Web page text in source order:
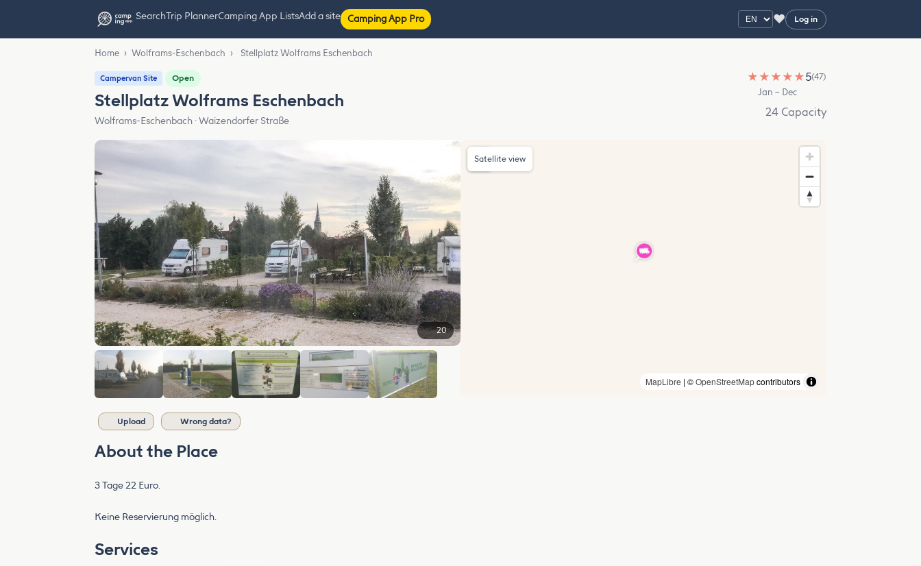
SearchTrip PlannerCamping App ListsAdd a site Camping App Pro ♥ Log in
Home › Wolframs-Eschenbach › Stellplatz Wolframs Eschenbach
Campervan Site Open
Stellplatz Wolframs Eschenbach
Wolframs-Eschenbach · Waizendorfer Straße
★ ★ ★ ★ ★5(47)
Jan – Dec
24 Capacity
20
MapLibre | ©OpenStreetMapcontributors
Satellite view
Upload Wrong data?
About the Place
3 Tage 22 Euro.
Keine Reservierung möglich.
Services